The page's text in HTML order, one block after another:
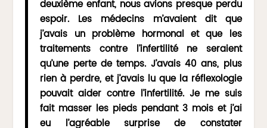
deuxième enfant, nous avions presque perdu
espoir. Les médecins m’avaient dit que
j’avais un problème hormonal et que les
traitements contre l’infertilité ne seraient
qu’une perte de temps. J’avais 40 ans, plus
rien à perdre, et j’avais lu que la réflexologie
pouvait aider contre l’infertilité. Je me suis
fait masser les pieds pendant 3 mois et j’ai
eu l’agréable surprise de constater